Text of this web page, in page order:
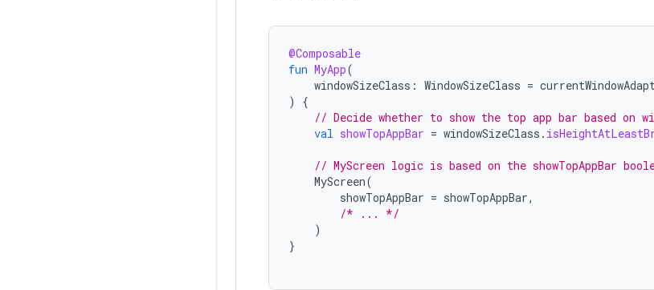
@Composable
fun MyApp(
windowSizeClass : WindowSizeClass =
)
{
// Decide whether to show the top app bar based on
val showTopAppBar = windowSizeClass .
// MyScreen logic is based on the showTopAppBar
MyScreen(
showTopAppBar = showTopAppBar,
/* ... */
)
}